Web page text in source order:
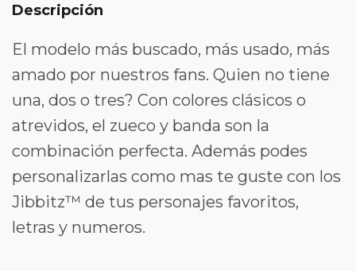
Descripción
El modelo más buscado, más usado, más
amado por nuestros fans. Quien no tiene
una, dos o tres? Con colores clásicos o
atrevidos, el zueco y banda son la
combinación perfecta. Además podes
personalizarlas como mas te guste con los
Jibbitz™ de tus personajes favoritos,
letras y numeros.